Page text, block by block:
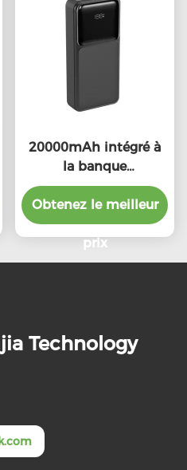
20000mAh intégré à
la banque
d'alimentation par
câble Portable avec
lampes d'indicateur
LED
Obtenez le meilleur
prix
Technology